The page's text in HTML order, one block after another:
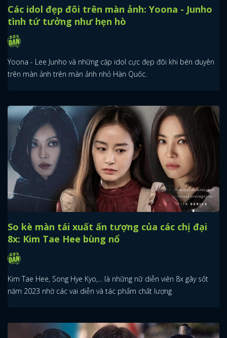
Các idol đẹp đôi trên màn ảnh: Yoona - Junho
tình tứ tưởng như hẹn hò
Yoona - Lee Junho và những cặp idol cực đẹp đôi khi bén duyên
trên màn ảnh trên màn ảnh nhỏ Hàn Quốc.
So kè màn tái xuất ấn tượng của các chị đại
8x: Kim Tae Hee bùng nổ
Kim Tae Hee, Song Hye Kyo,... là những nữ diễn viên 8x gây sốt
năm 2023 nhờ các vai diễn và tác phẩm chất lượng